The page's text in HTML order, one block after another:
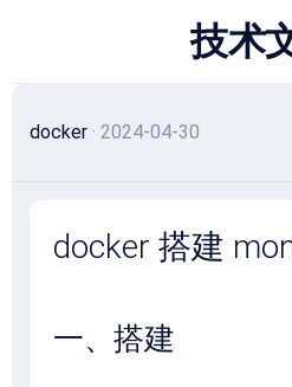
技术
docker · 2024-04-30
docker 搭建
一、搭建